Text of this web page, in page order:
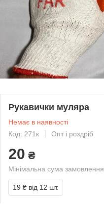
Рукавички муляра
Немає в наявності
Код: 271к
Опт і роздріб
20 ₴
Мінімальна сума
19 ₴ від 12 шт.